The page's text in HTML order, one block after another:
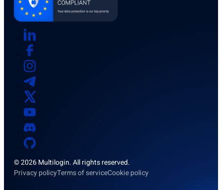
© 2026 Multilogin. All rights reserved.
Privacy policyTerms of serviceCookie policy